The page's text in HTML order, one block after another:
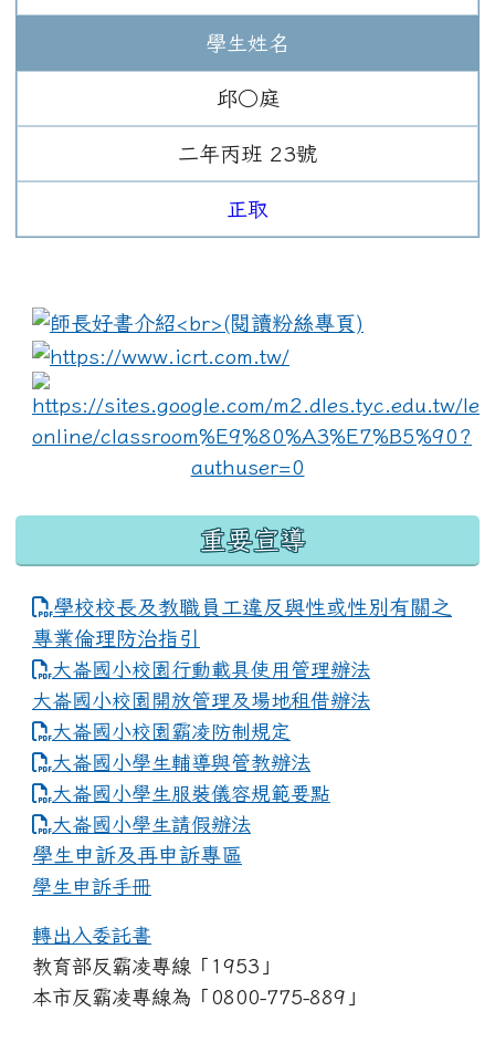
學生姓名
邱○庭
二年丙班 23號
正取
link to https://
重要宣導
學校校長及教職員工違反與性或性別有關之
專業倫理防治指引
大崙國小校園行動載具使用管理辦法
大崙國小校園開放管理及場地租借辦法
大崙國小校園霸凌防制規定
大崙國小學生輔導與管教辦法
大崙國小學生服裝儀容規範要點
link to https://www.dles.tyc.edu.tw/uploads/
大崙國小學生請假辦法
學生申訴及再申訴專區
學生申訴手冊
轉出入委託書
教育部反霸凌專線「1953」
本市反霸凌專線為「0800-775-889」